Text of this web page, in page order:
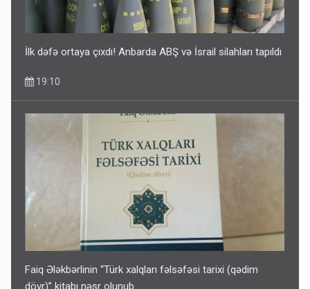
Tərtərdəki hadisənin sirri açıldı: Ər-arvadı yandırıb 15 min
manatı oğurladı
İlk dəfə ortaya çıxdı! Anbarda ABŞ və İsrail silahları tapıldı
Faiq Ələkbərlinin “Türk xalqları fəlsəfəsi tarixi (qədim
dövr)” kitabı nəşr olunub